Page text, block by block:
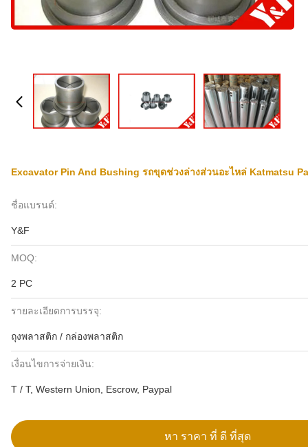
Excavator Pin And Bushing รถขุดช่วงล่างส่วนอะไหล่ Katmatsu
ชื่อแบรนด์:
Y&F
MOQ:
2 PC
รายละเอียดการบรรจุ:
ถุงพลาสติก / กล่องพลาสติก
เงื่อนไขการจ่ายเงิน:
T / T, Western Union, Escrow, Paypal
หา ราคา ที่ ดี ที่สุด